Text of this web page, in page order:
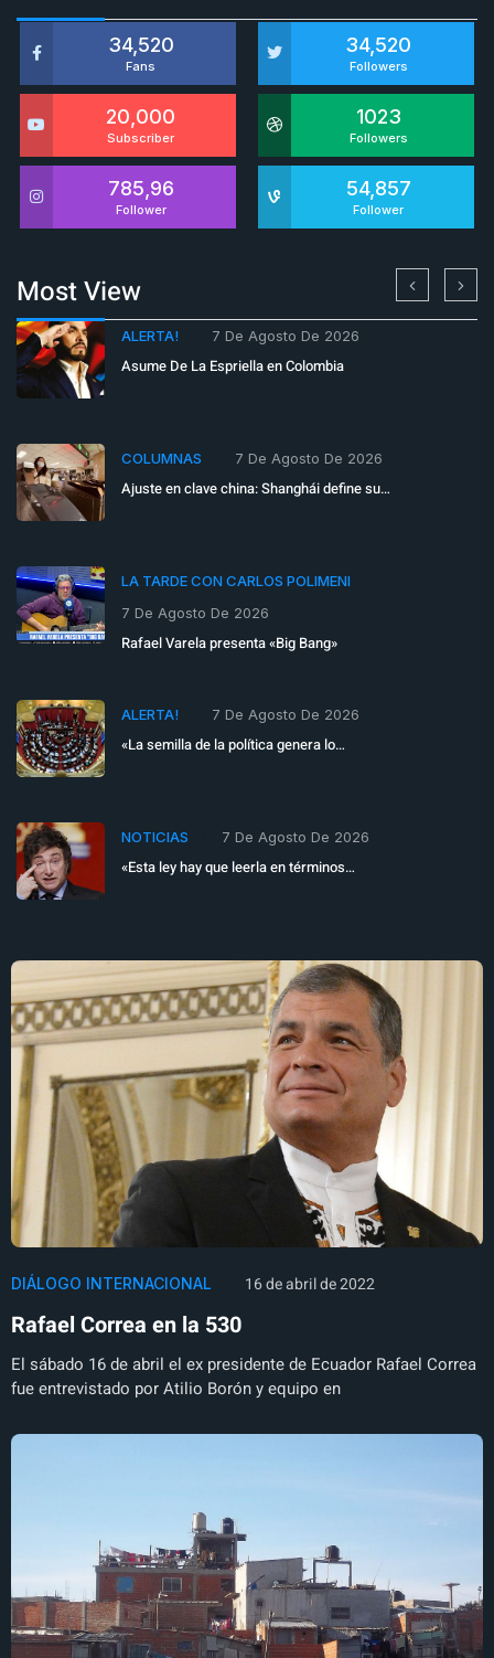
34,520
Fans
34,520
Followers
20,000
Subscriber
1023
Followers
785,96
Follower
54,857
Follower
Most View
ALERTA! 7 De Agosto De 2026
Asume De La Espriella en Colombia
COLUMNAS 7 De Agosto De 2026
Ajuste en clave china: Shanghái define su…
LA TARDE CON CARLOS POLIMENI
7 De Agosto De 2026
Rafael Varela presenta «Big Bang»
ALERTA! 7 De Agosto De 2026
«La semilla de la política genera lo…
NOTICIAS 7 De Agosto De 2026
«Esta ley hay que leerla en términos…
DIÁLOGO INTERNACIONAL 16 de abril de 2022
Rafael Correa en la 530
El sábado 16 de abril el ex presidente de Ecuador Rafael Correa
fue entrevistado por Atilio Borón y equipo en